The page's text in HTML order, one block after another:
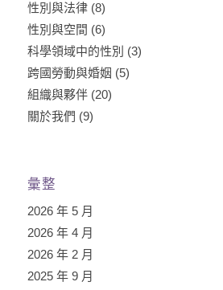
性別與法律(8)
性別與空間 (6)
科學領域中的性別 (3)
跨國勞動與婚姻 (5)
組織與夥伴(20)
關於我們 (9)
彙整
2026 年 5 月
2026 年 4 月
2026 年 2 月
2025 年 9 月